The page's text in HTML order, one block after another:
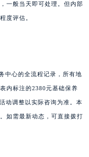
一般当天即可处理。但内部
度评估。
中心的全流程记录，所有地
内标注的2380元基础保养
动调整以实际咨询为准。本
如需最新动态，可直接拨打